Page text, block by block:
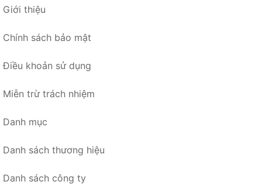
Giới thiệu
Chính sách bảo mật
Điều khoản sử dụng
Miễn trừ trách nhiệm
Danh mục
Danh sách thương hiệu
Danh sách công ty